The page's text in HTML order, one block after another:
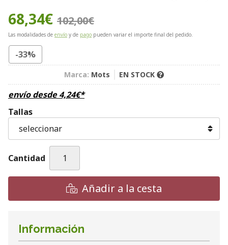
68,34€ 102,00€
Las modalidades de envío y de pago pueden variar el importe final del pedido.
-33%
Marca: Mots EN STOCK
envío desde4,24€*
Tallas
Cantidad
Añadir a la cesta
Información